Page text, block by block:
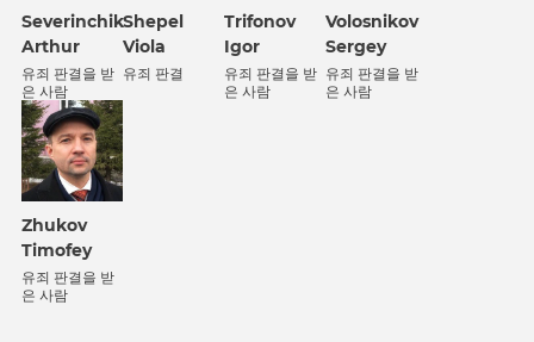
Severinchik
Arthur
유죄 판결을 받
은 사람
Shepel
Viola
유죄 판결
Trifonov
Igor
유죄 판결을 받
은 사람
Volosnikov
Sergey
유죄 판결을 받
은 사람
Zhukov
Timofey
유죄 판결을 받
은 사람